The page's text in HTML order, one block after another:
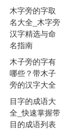
木字旁的字取
名大全_木字旁
汉字精选与命
名指南
木子旁的字有
哪些？带木子
旁的汉字大全
目字的成语大
全_快速掌握带
目的成语列表